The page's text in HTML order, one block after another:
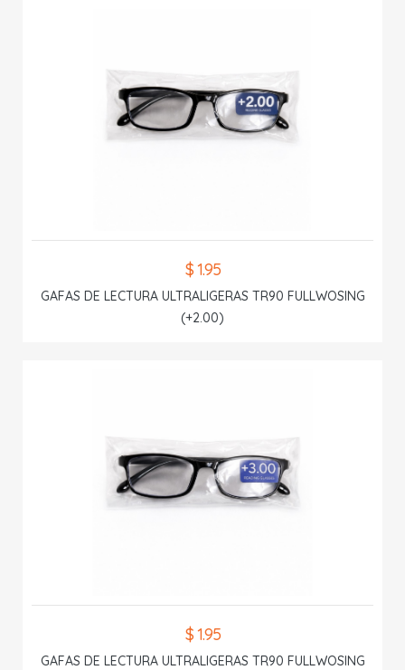
$ 1.95
GAFAS DE LECTURA ULTRALIGERAS TR90 FULLWOSING
(+2.00)
$ 1.95
GAFAS DE LECTURA ULTRALIGERAS TR90 FULLWOSING